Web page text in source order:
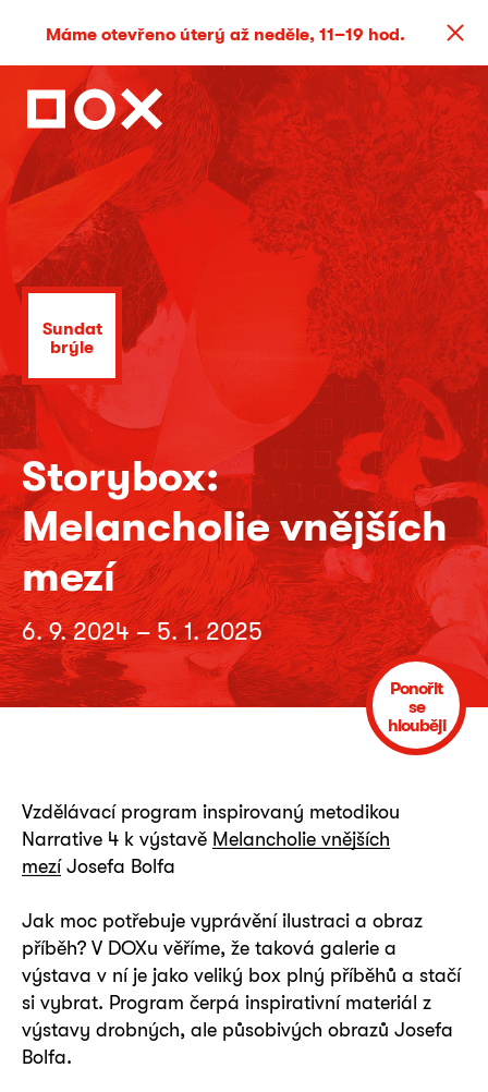
Máme otevřeno úterý až neděle, 11–19 hod.
Sundat
brýle
Storybox:
Melancholie vnějších
mezí
6. 9. 2024 – 5. 1. 2025
Ponořit
se
hlouběji
Vzdělávací program inspirovaný metodikou
Narrative 4 k výstavě Melancholie vnějších
mezíJosefa Bolfa
Jak moc potřebuje vyprávění ilustraci a obraz
příběh? V DOXu věříme, že taková galerie a
výstava v ní je jako veliký box plný příběhů a stačí
si vybrat. Program čerpá inspirativní materiál z
výstavy drobných, ale působivých obrazů Josefa
Bolfa.